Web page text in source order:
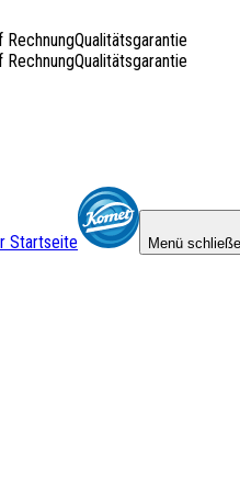
RechnungQualitätsgarantie
RechnungQualitätsgarantie
Startseite Menü